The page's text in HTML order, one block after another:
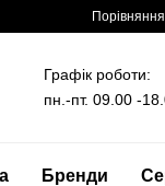
Порівняння
Графік роботи:
пн.-пт. 09.00 -
Бренди